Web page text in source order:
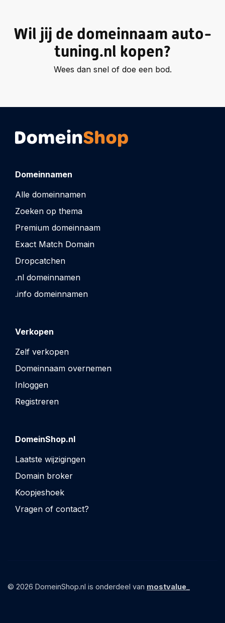
Wil jij de domeinnaam auto-
tuning.nl kopen?
Wees dan snel of doe een bod.
Domeinnamen
Alle domeinnamen
Zoeken op thema
Premium domeinnaam
Exact Match Domain
Dropcatchen
.nl domeinnamen
.info domeinnamen
Verkopen
Zelf verkopen
Domeinnaam overnemen
Inloggen
Registreren
DomeinShop.nl
Laatste wijzigingen
Domain broker
Koopjeshoek
Vragen of contact?
© 2026 DomeinShop.nl is onderdeel van mostvalue_